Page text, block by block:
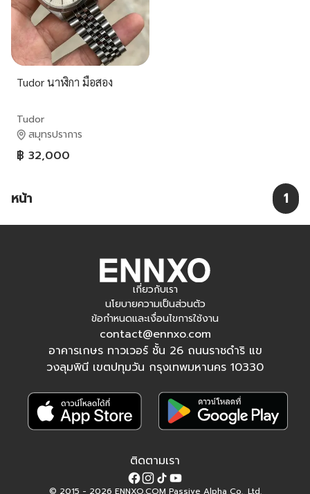
Tudor นาฬิกา มือสอง
Tudor
สมุทรปราการ
฿ 32,000
หน้า 1
เกี่ยวกับเรา
นโยบายความเป็นส่วนตัว
ข้อกำหนดและเงื่อนไขการใช้งาน
contact@ennxo.com
อาคารเกษร ทาวเวอร์ ชั้น 26 ถนนราชดำริ แข
วงลุมพินี เขตปทุมวัน กรุงเทพมหานคร 10330
ติดตามเรา
Facebook
Instagram
TiktokYouTube
© 2015 - 2026 ENNXO.COM Passive Alpha Co., Ltd.